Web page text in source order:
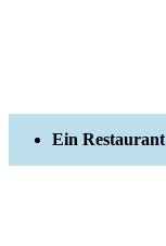
Ein Restaurant